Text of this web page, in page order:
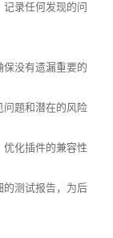
录任何发现的问
保没有遗漏重要的
问题和潜在的风险
优化插件的兼容性
的测试报告，为后